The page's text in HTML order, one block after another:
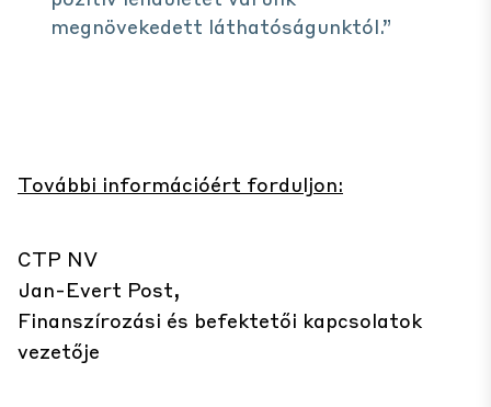
megnövekedett láthatóságunktól.”
További információért forduljon:
CTP NV
Jan-Evert Post,
Finanszírozási és befektetői kapcsolatok
vezetője